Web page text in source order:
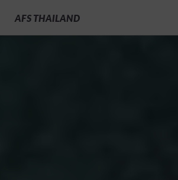
AFSTHAILAND